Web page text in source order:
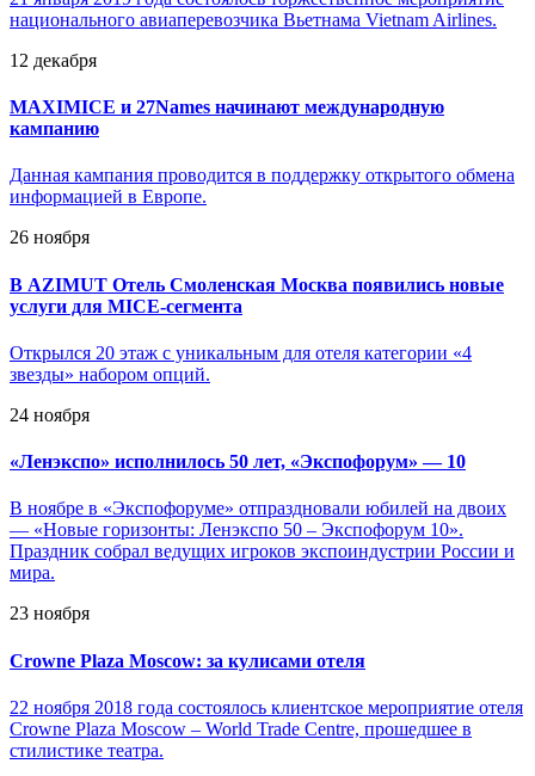
национального авиаперевозчика Вьетнама Vietnam Airlines.
12 декабря
MAXIMICE и 27Names начинают международную
кампанию
Данная кампания проводится в поддержку открытого обмена
информацией в Европе.
26 ноября
В AZIMUT Отель Смоленская Москва появились новые
услуги для MICE-сегмента
Открылся 20 этаж с уникальным для отеля категории «4
звезды» набором опций.
24 ноября
«Ленэкспо» исполнилось 50 лет, «Экспофорум» — 10
В ноябре в «Экспофоруме» отпраздновали юбилей на двоих
— «Новые горизонты: Ленэкспо 50 – Экспофорум 10».
Праздник собрал ведущих игроков экспоиндустрии России и
мира.
23 ноября
Crowne Plaza Moscow: за кулисами отеля
22 ноября 2018 года состоялось клиентское мероприятие отеля
Crowne Plaza Moscow – World Trade Centre, прошедшее в
стилистике театра.